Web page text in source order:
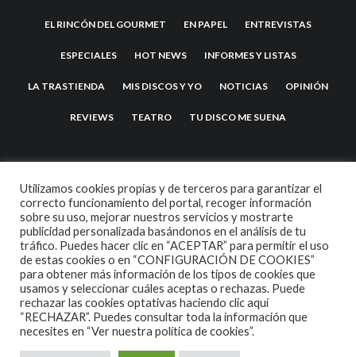
EL RINCÓN DEL GOURMET EN PAPEL ENTREVISTAS
ESPECIALES HOT NEWS INFORMES Y LISTAS
LA TRASTIENDA MIS DISCOS Y YO NOTICIAS OPINIÓN
REVIEWS TEATRO TU DISCO ME SUENA
2007 COPYRIGHT -CODETIPITHEME
Utilizamos cookies propias y de terceros para garantizar el
correcto funcionamiento del portal, recoger información
sobre su uso, mejorar nuestros servicios y mostrarte
publicidad personalizada basándonos en el análisis de tu
tráfico. Puedes hacer clic en “ACEPTAR” para permitir el uso
de estas cookies o en “CONFIGURACIÓN DE COOKIES”
para obtener más información de los tipos de cookies que
usamos y seleccionar cuáles aceptas o rechazas. Puede
rechazar las cookies optativas haciendo clic aquí
“RECHAZAR”. Puedes consultar toda la información que
necesites en “Ver nuestra política de cookies”.